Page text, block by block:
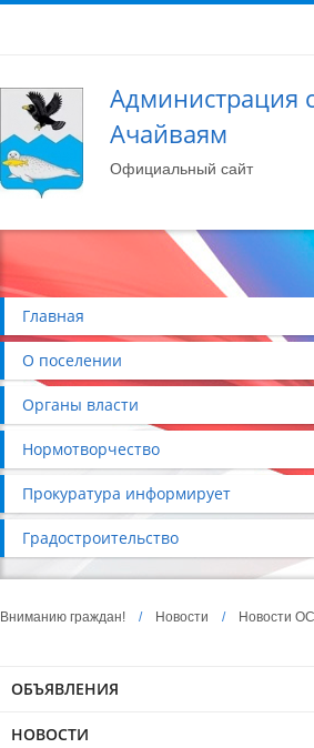
Администрация
Ачайваям
Официальный сайт
Главная
О поселении
Органы власти
Нормотворчество
Прокуратура информирует
Градостроительство
Вниманию граждан! / Новости / Новости
ОБЪЯВЛЕНИЯ
НОВОСТИ